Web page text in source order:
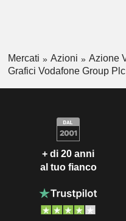
Mercati Azioni
Azione
Grafici Vodafone Group Plc
+ di 20 anni
al tuo fianco